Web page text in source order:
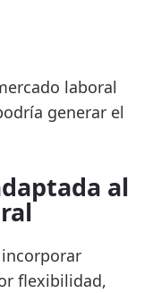
laboral
generar el
al
flexibilidad,